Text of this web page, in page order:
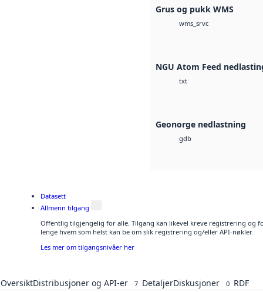
Grus og pukk WMS
wms_srvc
NGU Atom Feed
txt
Geonorge nedlastning
gdb
Datasett
Allmenn tilgang
Offentlig tilgjengelig for alle. Tilgang kan likevel kreve registrering og
lenge hvem som helst kan be om slik registrering og/eller API-nøkler.
Les mer om tilgangsnivåer her
OversiktDistribusjoner og API-er 7 DetaljerDiskusjoner 0 RDF